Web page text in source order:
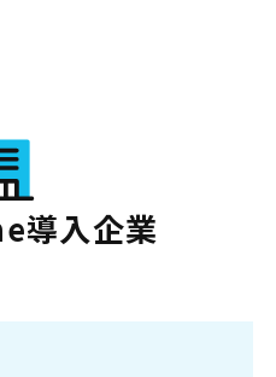
導入企業